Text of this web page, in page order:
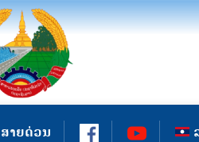
ສາຍດ່ວນ